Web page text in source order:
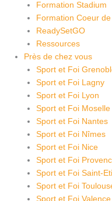
Formation Stadium
Formation Coeur
ReadySetGO
Ressources
Près de chez vous
Sport et Foi
Sport et Foi Lagny
Sport et Foi Lyon
Sport et Foi Moselle
Sport et Foi Nantes
Sport et Foi Nîmes
Sport et Foi Nice
Sport et Foi
Sport et Foi Saint-
Sport et Foi
Sport et Foi Valence